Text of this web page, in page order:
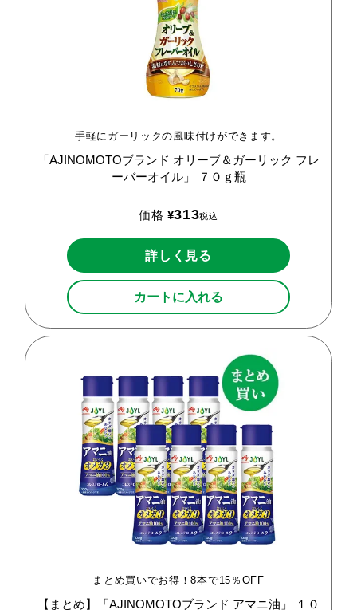
手軽にガーリックの風味付けができます。
「AJINOMOTOブランド オリーブ＆ガーリック フレ
ーバーオイル」
７０ｇ瓶
価格 ¥313税込
詳しく見る
カートに入れる
まとめ買いでお得！8本で15％OFF
【まとめ】「AJINOMOTOブランド アマニ油」
１０